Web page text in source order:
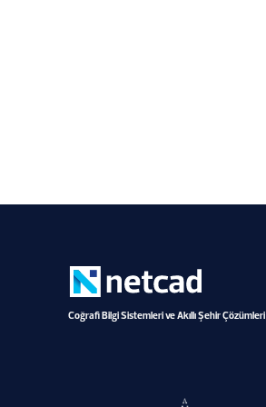
Coğrafi Bilgi Sistemleri ve Akıllı Şehir Çözümleri